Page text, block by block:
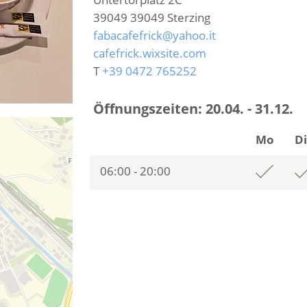
39049 39049 Sterzing
fabacafefrick@yahoo.it
cafefrick.wixsite.com
T+39 0472 765252
Öffnungszeiten: 20.04. - 31.12.
Mo Di
06:00 - 20:00